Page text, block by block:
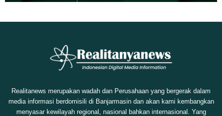
Realitanews merupakan wadah dan Perusahaan yang bergerak dalam
media informasi berdomisili di Banjarmasin dan akan kami kembangkan
menyasar kewilayah regional, nasional bahkan internasional. Yang